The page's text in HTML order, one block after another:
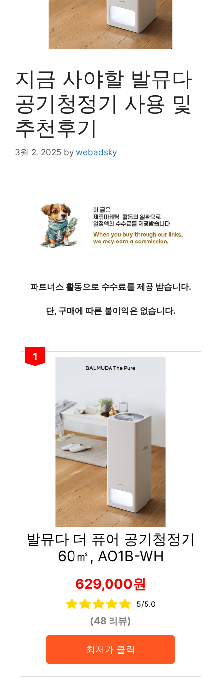
지금 사야할 발뮤다
공기청정기 사용 및
추천후기
3월 2, 2025 by webadsky
파트너스 활동으로 수수료를 제공 받습니다.
단, 구매에 따른 불이익은 없습니다.
1
발뮤다 더 퓨어 공기청정기
60㎡, AO1B-WH
629,000원
5/5.0
(48 리뷰)
최저가 클릭